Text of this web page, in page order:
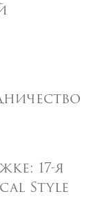
17-я
Style